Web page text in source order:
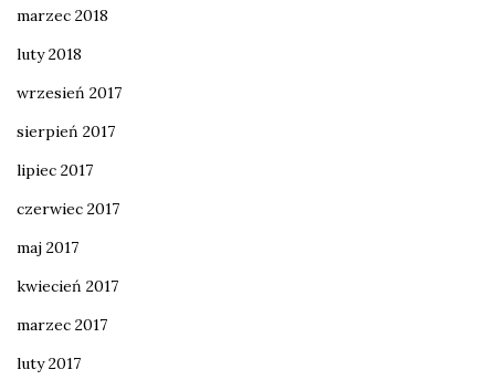
marzec 2018
luty 2018
wrzesień 2017
sierpień 2017
lipiec 2017
czerwiec 2017
maj 2017
kwiecień 2017
marzec 2017
luty 2017